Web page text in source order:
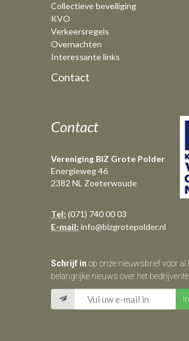
Collectieve beveiliging
KVO
Verkeersregels
Overnachten
Interessante links
Contact
Contact
Vereniging BIZ Grote Polder
Energieweg 46
2382 NL Zoeterwoude
Tel: (071) 740 00 03
E-mail: info@bizgrotepolder.nl
Schrijf in op onze nieuwsbrief voor al
belangrijke nieuws over het